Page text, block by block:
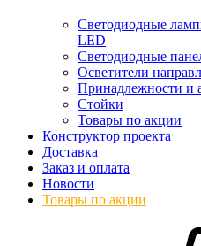
Светодиодные
LED
Светодиодные
Осветители
Принадлежности и
Стойки
Товары по акции
Конструктор проекта
Доставка
Заказ и оплата
Новости
Товары по акции